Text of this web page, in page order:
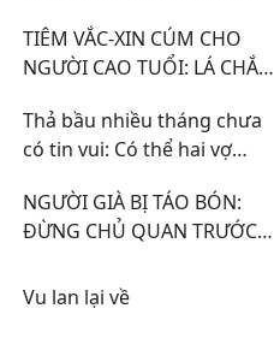
TIÊM VẮC-XIN CÚM CHO
NGƯỜI CAO TUỔI: LÁ CHẮN
Thả bầu nhiều tháng chưa
có tin vui: Có thể hai vợ
đúng
NGƯỜI GIÀ BỊ TÁO BÓN:
ĐỪNG CHỦ QUAN TRƯỚC
CHỨNG
Vu lan lại về